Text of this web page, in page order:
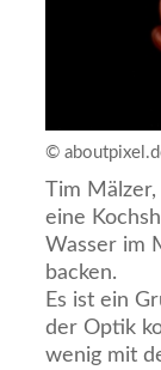
©
Tim Mälzer,
eine
Wasser im
backen.
Es ist ein
der Optik
wenig mit